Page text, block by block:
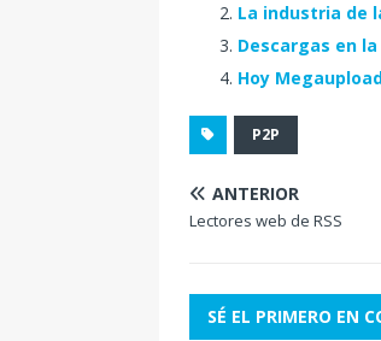
La industria de
Descargas en
Hoy
P2P
ANTERIOR
Lectores web de RSS
SÉ EL PRIMERO EN